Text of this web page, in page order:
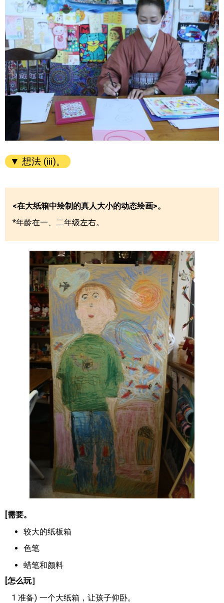
▼ 想法 (iii)。
<在大纸箱中绘制的真人大小的动态绘画>。
*年龄在一、二年级左右。
[需要。
较大的纸板箱
色笔
蜡笔和颜料
[怎么玩］
1 准备
一个大纸箱，让孩子仰卧。